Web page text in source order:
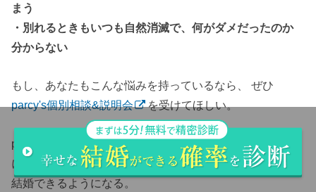
まう
・別れるときもいつも自然消滅で、何がダメだったのか
分からない
もし、あなたもこんな悩みを持っているなら、 ぜひ
parcy's個別相談&説明会
を受けてほしい。
parcy'sで学べば、彼が思わず絶対に結婚したい、君以外
には考えられないというくらい深い信頼関係を築き必ず
結婚できるようになる。